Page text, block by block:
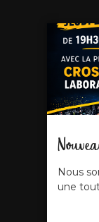
Nous
une